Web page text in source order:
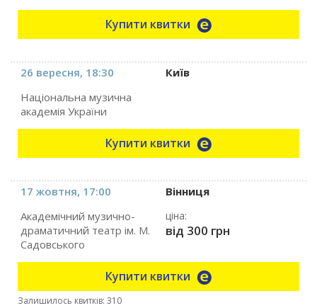
Купити квитки
26 вересня, 18:30
Київ
Національна музична
академія України
Купити квитки
17 жовтня, 17:00
Вінниця
Академічний музично-
драматичний театр ім. М.
Садовського
ціна:
від 300 грн
Купити квитки
Залишилось квитків: 310